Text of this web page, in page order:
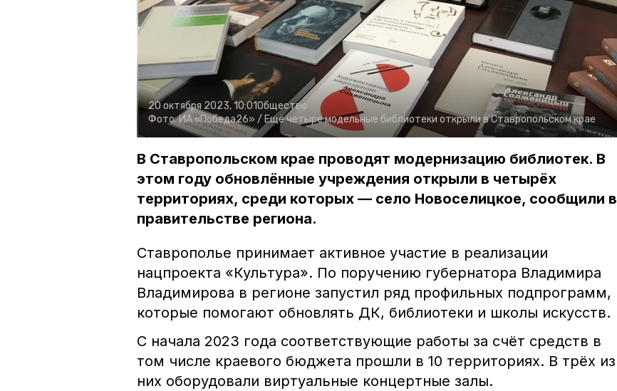
20 октября 2023, 10:01Общество
Фото:ИА «Победа26» / Ещё четыре модельные библиотеки открыли в Ставропольском крае
В Ставропольском крае проводят модернизацию библиотек. В
этом году обновлённые учреждения открыли в четырёх
территориях, среди которых — село Новоселицкое, сообщили в
правительстве региона.
Ставрополье принимает активное участие в реализации
нацпроекта «Культура». По поручению губернатора Владимира
Владимирова в регионе запустил ряд профильных подпрограмм,
которые помогают обновлять ДК, библиотеки и школы искусств.
С начала 2023 года соответствующие работы за счёт средств в
том числе краевого бюджета прошли в 10 территориях. В трёх из
них оборудовали виртуальные концертные залы.